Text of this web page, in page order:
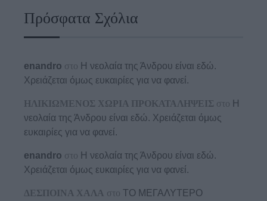
Πρόσφατα Σχόλια
enandro στο Η νεολαία της Άνδρου είναι εδώ.
Χρειάζεται όμως ευκαιρίες για να φανεί.
ΗΛΙΚΙΩΜΕΝΟΣ ΧΩΡΙΑ ΠΡΟΚΑΤΑΛΗΨΕΙΣ στο Η
νεολαία της Άνδρου είναι εδώ. Χρειάζεται όμως
ευκαιρίες για να φανεί.
enandro στο Η νεολαία της Άνδρου είναι εδώ.
Χρειάζεται όμως ευκαιρίες για να φανεί.
ΔΕΣΠΟΙΝΑ ΧΑΛΑ στο ΤΟ ΜΕΓΑΛΥΤΕΡΟ